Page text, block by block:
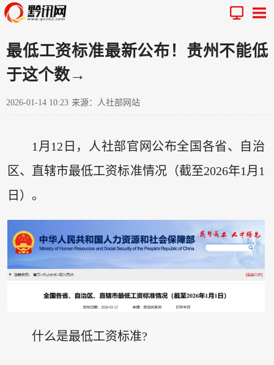
最低工资标准最新公布！贵州不能低
于这个数→
2026-01-14 10:23 来源：人社部网站
1月12日，人社部官网公布全国各省、自治
区、直辖市最低工资标准情况（截至2026年1月1
日）。
什么是最低工资标准?